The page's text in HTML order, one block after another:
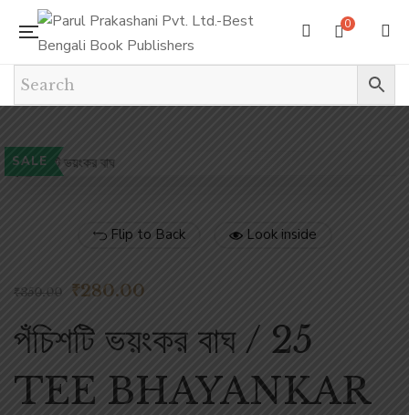
0
SALE
Flip to Back Look inside
₹350.00 ₹280.00
পঁচিশটি ভয়ংকর বাঘ / 25
TEE BHAYANKAR